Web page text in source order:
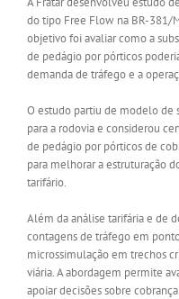
do tipo Free Flow na BR-381/
objetivo foi avaliar como a
de pedágio por pórticos
demanda de tráfego e a
O estudo partiu de modelo
para a rodovia e considerou
de pedágio por pórticos de
para melhorar a estruturação
tarifário.
Além da análise tarifária e de
contagens de tráfego em
microssimulação em trechos
viária. A abordagem permite
apoiar decisões sobre